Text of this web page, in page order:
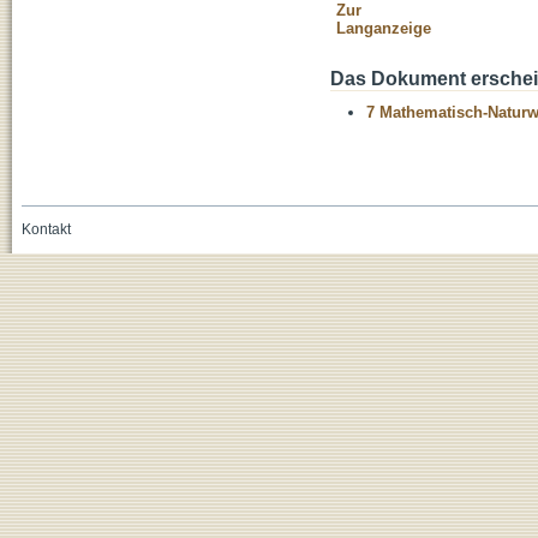
Zur
Langanzeige
Das Dokument
7 Mathematisch-
Kontakt